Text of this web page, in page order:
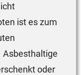
ist es zum
Asbesthaltige
oder